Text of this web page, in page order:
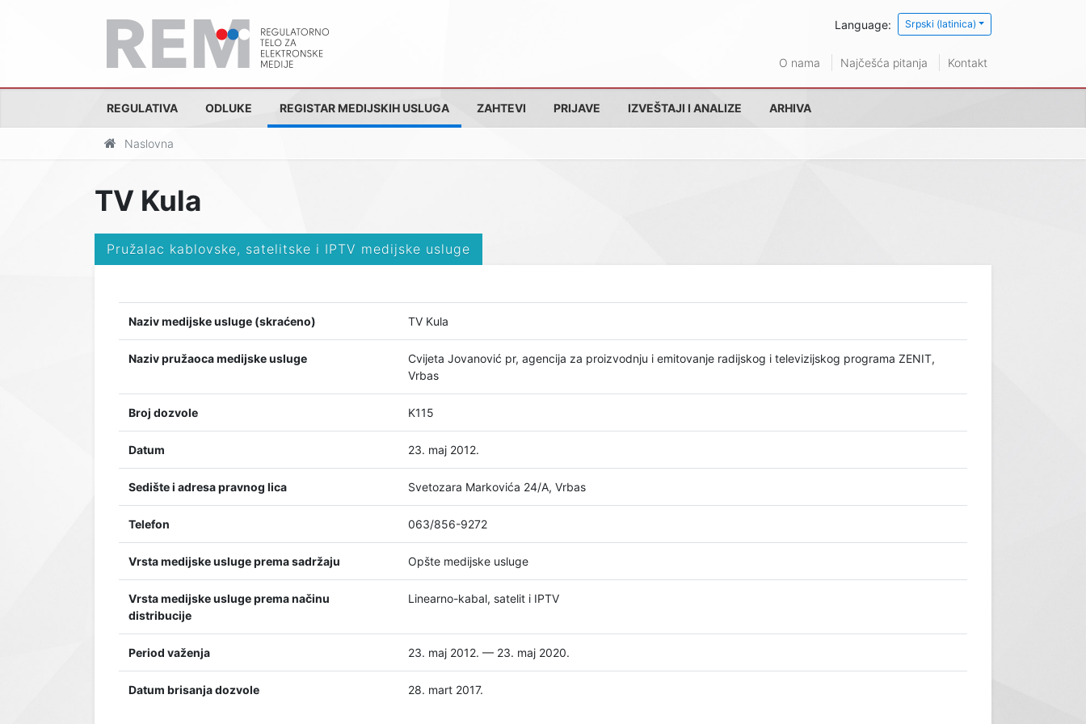
Language: Srpski (latinica)
O nama Najčešća pitanja Kontakt
REGULATIVA ODLUKE REGISTAR MEDIJSKIH USLUGA ZAHTEVI PRIJAVE IZVEŠTAJI I ANALIZE ARHIVA
Naslovna
TV Kula
Pružalac kablovske, satelitske i IPTV medijske usluge
Naziv medijske usluge (skraćeno) TV Kula
Naziv pružaoca medijske usluge
Cvijeta Jovanović pr, agencija za proizvodnju i emitovanje radijskog i televizijskog programa ZENIT,
Vrbas
Broj dozvole K115
Datum 23. maj 2012.
Sedište i adresa pravnog lica Svetozara Markovića 24/A, Vrbas
Telefon 063/856-9272
Vrsta medijske usluge prema sadržaju Opšte medijske usluge
Vrsta medijske usluge prema načinu
distribucije
Linearno-kabal, satelit i IPTV
Period važenja 23. maj 2012. — 23. maj 2020.
Datum brisanja dozvole 28. mart 2017.